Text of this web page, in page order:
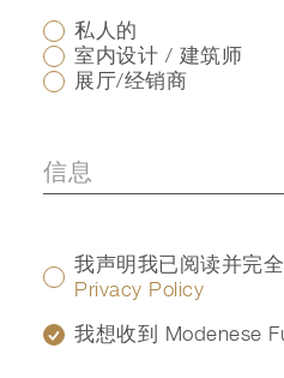
私人的
室内设计 / 建筑师
展厅/经销商
我声明我已阅读并完
Privacy Policy
我想收到 Modenese